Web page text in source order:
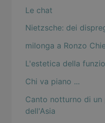
Le chat
Nietzsche: dei
milonga a Ronzo
L'estetica della
Chi va piano ...
Canto notturno di un
dell'Asia